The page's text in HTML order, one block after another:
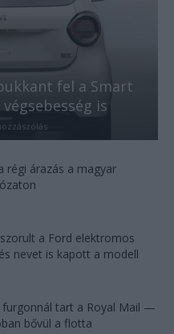
fel a Smart
is
régi árazás a magyar
a Ford elektromos
nevet is kapott a modell
tart a Royal Mail —
bővül a flotta